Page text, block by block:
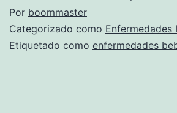
Por boommaster
Categorizado como Enfermedades
Etiquetado como enfermedades